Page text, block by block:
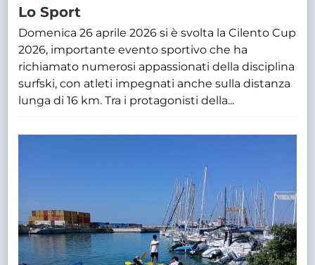
Lo Sport
Domenica 26 aprile 2026 si è svolta la Cilento Cup
2026, importante evento sportivo che ha
richiamato numerosi appassionati della disciplina
surfski, con atleti impegnati anche sulla distanza
lunga di 16 km. Tra i protagonisti della...